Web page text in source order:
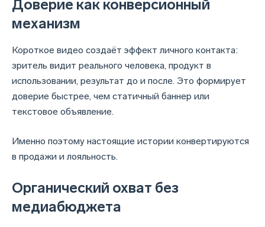
Доверие как конверсионный
механизм
Короткое видео создаёт эффект личного контакта:
зритель видит реального человека, продукт в
использовании, результат до и после. Это формирует
доверие быстрее, чем статичный баннер или
текстовое объявление.
Именно поэтому настоящие истории конвертируются
в продажи и лояльность.
Органический охват без
медиабюджета